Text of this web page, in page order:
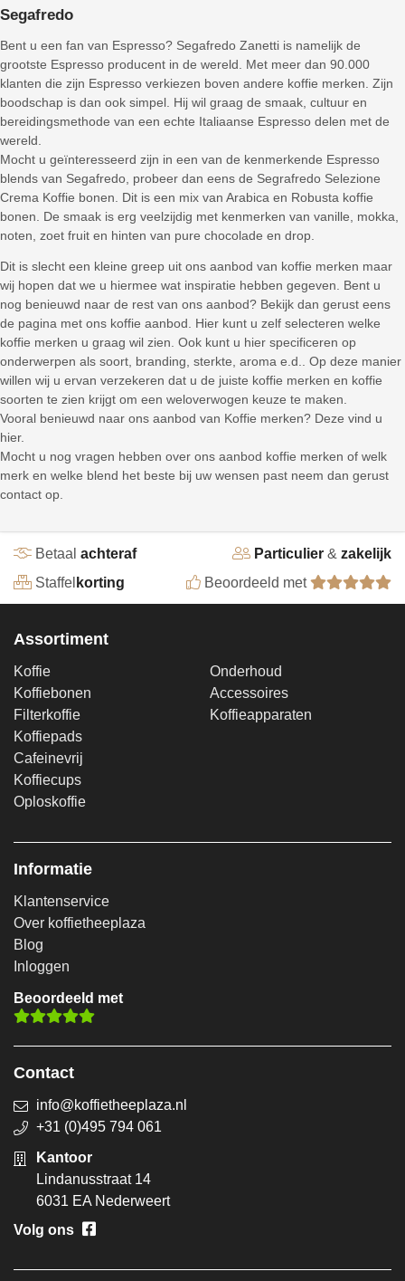
Segafredo
Bent u een fan van Espresso? Segafredo Zanetti is namelijk de
grootste Espresso producent in de wereld. Met meer dan 90.000
klanten die zijn Espresso verkiezen boven andere koffie merken. Zijn
boodschap is dan ook simpel. Hij wil graag de smaak, cultuur en
bereidingsmethode van een echte Italiaanse Espresso delen met de
wereld.
Mocht u geïnteresseerd zijn in een van de kenmerkende Espresso
blends van Segafredo, probeer dan eens de Segrafredo Selezione
Crema Koffie bonen. Dit is een mix van Arabica en Robusta koffie
bonen. De smaak is erg veelzijdig met kenmerken van vanille, mokka,
noten, zoet fruit en hinten van pure chocolade en drop.
Dit is slecht een kleine greep uit ons aanbod van koffie merken maar
wij hopen dat we u hiermee wat inspiratie hebben gegeven. Bent u
nog benieuwd naar de rest van ons aanbod? Bekijk dan gerust eens
de pagina met ons koffie aanbod. Hier kunt u zelf selecteren welke
koffie merken u graag wil zien. Ook kunt u hier specificeren op
onderwerpen als soort, branding, sterkte, aroma e.d.. Op deze manier
willen wij u ervan verzekeren dat u de juiste koffie merken en koffie
soorten te zien krijgt om een weloverwogen keuze te maken.
Vooral benieuwd naar ons aanbod van Koffie merken? Deze vind u
hier.
Mocht u nog vragen hebben over ons aanbod koffie merken of welk
merk en welke blend het beste bij uw wensen past neem dan gerust
contact op.
Betaal achteraf Particulier & zakelijk
Staffel korting Beoordeeld met
Assortiment
Koffie
Koffiebonen
Filterkoffie
Koffiepads
Cafeinevrij
Koffiecups
Oploskoffie
Onderhoud
Accessoires
Koffieapparaten
Informatie
Klantenservice
Over koffietheeplaza
Blog
Inloggen
Beoordeeld met
Contact
info@koffietheeplaza.nl
+31 (0)495 794 061
Kantoor
Lindanusstraat 14
6031 EA Nederweert
Volg ons